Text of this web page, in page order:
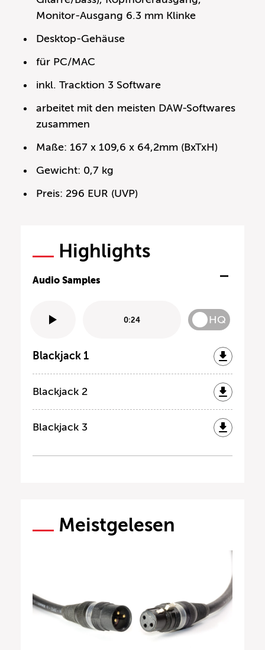
Monitor-Ausgang 6.3 mm Klinke
Desktop-Gehäuse
für PC/MAC
inkl. Tracktion 3 Software
arbeitet mit den meisten DAW-Softwares
zusammen
Maße: 167 x 109,6 x 64,2mm (BxTxH)
Gewicht: 0,7 kg
Preis: 296 EUR (UVP)
Highlights
Audio Samples
0:24 HQ
Blackjack 1
Blackjack 2
Blackjack 3
Meistgelesen